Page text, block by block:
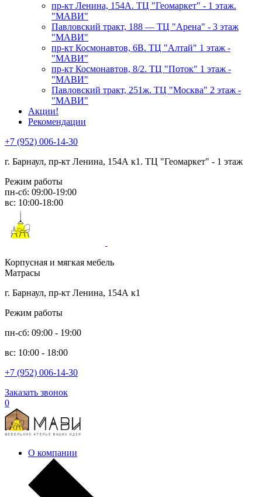
пр-кт Ленина, 154А. ТЦ "Геомаркет" - 1 этаж.
"МАВИ"
​Павловский тракт, 188 — ТЦ "Арена" - 3 этаж
"МАВИ"
пр-кт Космонавтов, 6В. ТЦ "Алтай" 1 этаж -
"МАВИ"
пр-кт Космонавтов, 8/2. ТЦ "Поток" 1 этаж -
"МАВИ"
Павловский тракт, 251ж. ТЦ "Москва" 2 этаж -
"МАВИ"
Акции!
Рекомендации
+7 (952) 006-14-30
г. Барнаул, пр-кт Ленина, 154А к1. ТЦ "Геомаркет" - 1 этаж
Режим работы
пн-сб: 09:00-19:00
вс: 10:00-18:00
Корпусная и мягкая мебель
Матрасы
г. Барнаул, пр-кт Ленина, 154А к1
Режим работы
пн-сб: 09:00 - 19:00
вс: 10:00 - 18:00
+7 (952) 006-14-30
Заказать звонок
0
О компании